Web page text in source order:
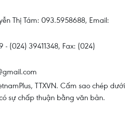
Thị Tám: 093.5958688, Email:
- (024) 39411348, Fax: (024)
TTXVN. Cấm sao chép dưới
sự chấp thuận bằng văn bản.